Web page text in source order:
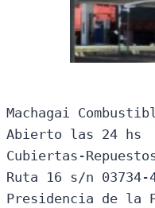
Machagai
Abierto las 24 hs
Cubiertas-
Ruta 16 s/n 03734-
Presidencia de la